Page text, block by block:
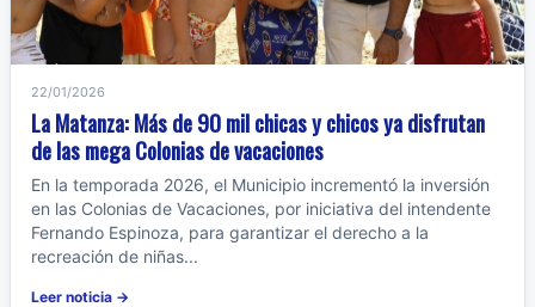
22/01/2026
La Matanza: Más de 90 mil chicas y chicos ya disfrutan
de las mega Colonias de vacaciones
En la temporada 2026, el Municipio incrementó la inversión
en las Colonias de Vacaciones, por iniciativa del intendente
Fernando Espinoza, para garantizar el derecho a la
recreación de niñas...
Leer noticia →